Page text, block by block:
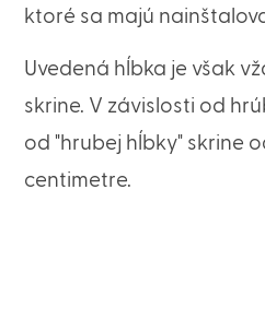
ktoré sa majú
Uvedená hĺbka je však
skrine. V závislosti od
od "hrubej hĺbky" skrine
centimetre.